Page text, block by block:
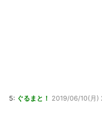
5: ぐるまと！ 2019/06/10(月)